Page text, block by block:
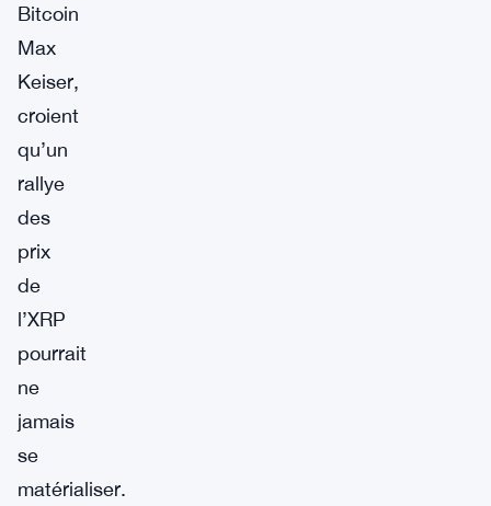
Bitcoin
Max
Keiser,
croient
qu’un
rallye
des
prix
de
l’XRP
pourrait
ne
jamais
se
matérialiser.